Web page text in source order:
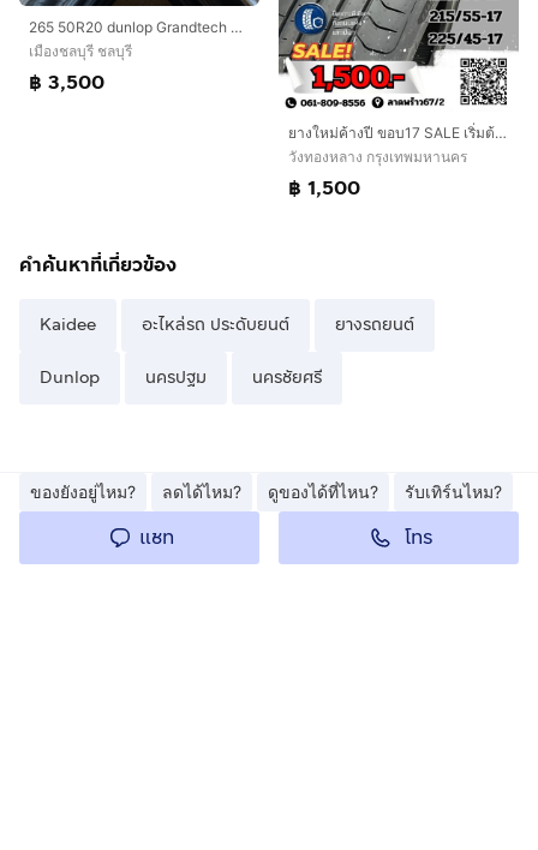
265 50R20 dunlop Grandtech ยางปี 22
เมืองชลบุรี ชลบุรี
฿ 3,500
ยางใหม่ค้างปี ขอบ17 SALE เริ่มต้น 1,500 เบอร์ 205 215 225
วังทองหลาง กรุงเทพมหานคร
฿ 1,500
คำค้นหาที่เกี่ยวข้อง
Kaidee อะไหล่รถ ประดับยนต์ ยางรถยนต์
Dunlop นครปฐม นครชัยศรี
ของยังอยู่ไหม? ลดได้ไหม? ดูของได้ที่ไหน? รับเทิร์นไหม?
แชท โทร